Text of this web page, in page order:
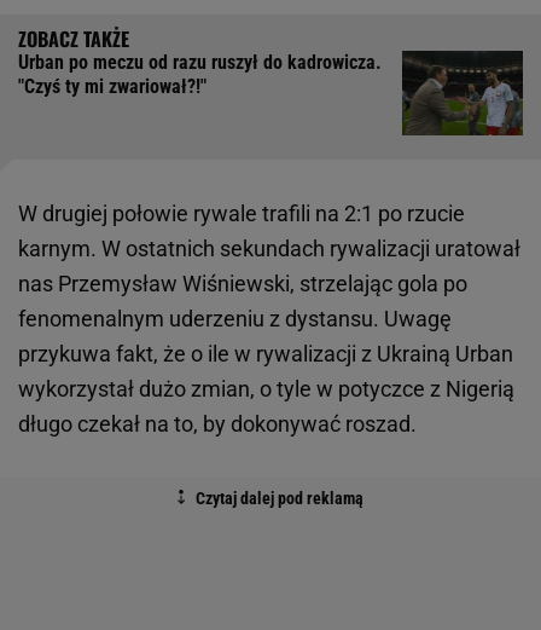
Urban po meczu od razu ruszył do kadrowicza.
"Czyś ty mi zwariował?!"
W drugiej połowie rywale trafili na 2:1 po rzucie
karnym. W ostatnich sekundach rywalizacji uratował
nas Przemysław Wiśniewski, strzelając gola po
fenomenalnym uderzeniu z dystansu. Uwagę
przykuwa fakt, że o ile w rywalizacji z Ukrainą Urban
wykorzystał dużo zmian, o tyle w potyczce z Nigerią
długo czekał na to, by dokonywać roszad.